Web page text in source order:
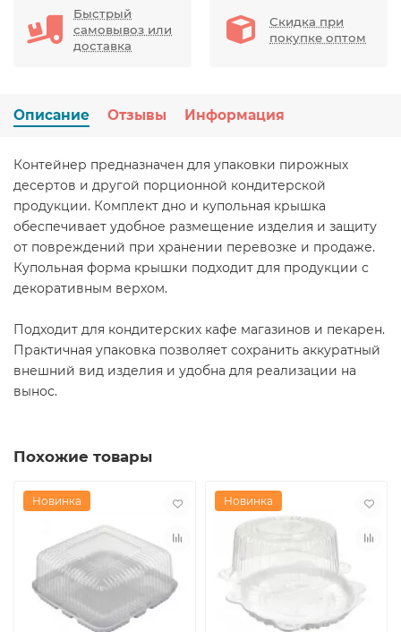
Быстрый
самовывоз или
доставка
Скидка при
покупке оптом
Описание Отзывы Информация
Контейнер предназначен для упаковки пирожных
десертов и другой порционной кондитерской
продукции. Комплект дно и купольная крышка
обеспечивает удобное размещение изделия и защиту
от повреждений при хранении перевозке и продаже.
Купольная форма крышки подходит для продукции с
декоративным верхом.
Подходит для кондитерских кафе магазинов и пекарен.
Практичная упаковка позволяет сохранить аккуратный
внешний вид изделия и удобна для реализации на
вынос.
Похожие товары
Новинка Новинка